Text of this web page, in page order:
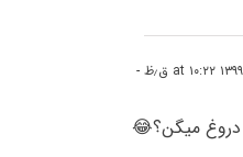
-
میگن؟😂